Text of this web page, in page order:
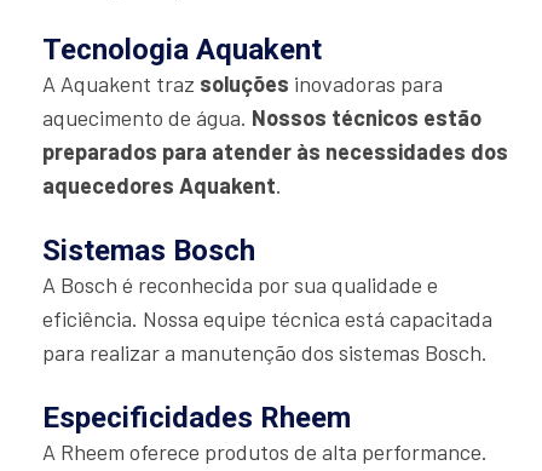
Tecnologia Aquakent
A Aquakent traz soluções inovadoras para
aquecimento de água. Nossos técnicos estão
preparados para atender às necessidades dos
aquecedores Aquakent.
Sistemas Bosch
A Bosch é reconhecida por sua qualidade e
eficiência. Nossa equipe técnica está capacitada
para realizar a manutenção dos sistemas Bosch.
Especificidades Rheem
A Rheem oferece produtos de alta performance.